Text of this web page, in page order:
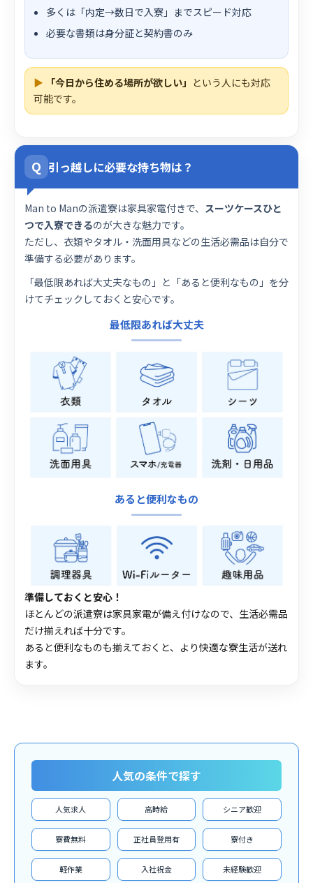
多くは「内定→数日で入寮」までスピード対応
必要な書類は身分証と契約書のみ
▶ 「今日から住める場所が欲しい」 という人にも対応
可能です。
Q 引っ越しに必要な持ち物は？
Man to Manの派遣寮は家具家電付きで、 スーツケースひと
つで入寮できるのが大きな魅力です。
ただし、衣類やタオル・洗面用具などの生活必需品は自分で
準備する必要があります。
「最低限あれば大丈夫なもの」と「あると便利なもの」を分
けてチェックしておくと安心です。
最低限あれば大丈夫
あると便利なもの
準備しておくと安心！
ほとんどの派遣寮は家具家電が備え付けなので、生活必需品
だけ揃えれば十分です。
あると便利なものも揃えておくと、より快適な寮生活が送れ
ます。
人気の条件で探す
人気求人 高時給 シニア歓迎
寮費無料 正社員登用有 寮付き
軽作業 入社祝金 未経験歓迎